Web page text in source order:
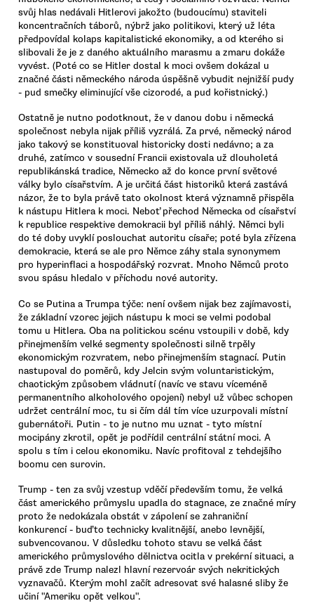
svůj hlas nedávali Hitlerovi jakožto (budoucímu) staviteli
koncentračních táborů, nýbrž jako politikovi, který už léta
předpovídal kolaps kapitalistické ekonomiky, a od kterého si
slibovali že je z daného aktuálního marasmu a zmaru dokáže
vyvést. (Poté co se Hitler dostal k moci ovšem dokázal u
značné části německého národa úspěšně vybudit nejnižší pudy
- pud smečky eliminující vše cizorodé, a pud kořistnický.)
Ostatně je nutno podotknout, že v danou dobu i německá
společnost nebyla nijak příliš vyzrálá. Za prvé, německý národ
jako takový se konstituoval historicky dosti nedávno; a za
druhé, zatímco v sousední Francii existovala už dlouholetá
republikánská tradice, Německo až do konce první světové
války bylo císařstvím. A je určitá část historiků která zastává
názor, že to byla právě tato okolnost která významně přispěla
k nástupu Hitlera k moci. Neboť přechod Německa od císařství
k republice respektive demokracii byl příliš náhlý. Němci byli
do té doby uvyklí poslouchat autoritu císaře; poté byla zřízena
demokracie, která se ale pro Němce záhy stala synonymem
pro hyperinflaci a hospodářský rozvrat. Mnoho Němců proto
svou spásu hledalo v příchodu nové autority.
Co se Putina a Trumpa týče: není ovšem nijak bez zajímavosti,
že základní vzorec jejich nástupu k moci se velmi podobal
tomu u Hitlera. Oba na politickou scénu vstoupili v době, kdy
přinejmenším velké segmenty společnosti silně trpěly
ekonomickým rozvratem, nebo přinejmenším stagnací. Putin
nastupoval do poměrů, kdy Jelcin svým voluntaristickým,
chaotickým způsobem vládnutí (navíc ve stavu víceméně
permanentního alkoholového opojení) nebyl už vůbec schopen
udržet centrální moc, tu si čím dál tím více uzurpovali místní
gubernátoři. Putin - to je nutno mu uznat - tyto místní
mocipány zkrotil, opět je podřídil centrální státní moci. A
spolu s tím i celou ekonomiku. Navíc profitoval z tehdejšího
boomu cen surovin.
Trump - ten za svůj vzestup vděčí především tomu, že velká
část amerického průmyslu upadla do stagnace, ze značné míry
proto že nedokázala obstát v zápolení se zahraniční
konkurencí - buďto technicky kvalitnější, anebo levnější,
subvencovanou. V důsledku tohoto stavu se velká část
amerického průmyslového dělnictva ocitla v prekérní situaci, a
právě zde Trump nalezl hlavní rezervoár svých nekritických
vyznavačů. Kterým mohl začít adresovat své halasné sliby že
učiní "Ameriku opět velkou".